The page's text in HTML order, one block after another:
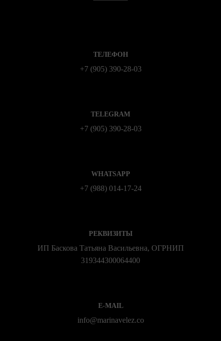
ТЕЛЕФОН
+7 (905) 390-28-03
TELEGRAM
+7 (905) 390-28-03
WHATSAPP
+7 (988) 014‑17‑24
РЕКВИЗИТЫ
ИП Баскова Татьяна Васильевна, ОГРНИП
319344300064400
E-MAIL
info@marinavelez.co